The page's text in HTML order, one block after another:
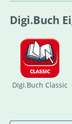
Digi.Buch
Digi.Buch Classic